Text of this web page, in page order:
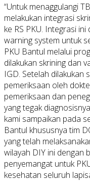
“Untuk menaggulangi
melakukan integrasi
ke RS PKU. Integrasi
warning system untuk
PKU Bantul melalui
dilakukan skrining dan
IGD. Setelah dilakukan
pemeriksaan oleh
pemeriksaan dan
yang tegak
kami sampaikan pada
Bantul khususnya tim
yang telah
wilayah DIY ini dengan
penyemangat untuk
kesehatan seluruh